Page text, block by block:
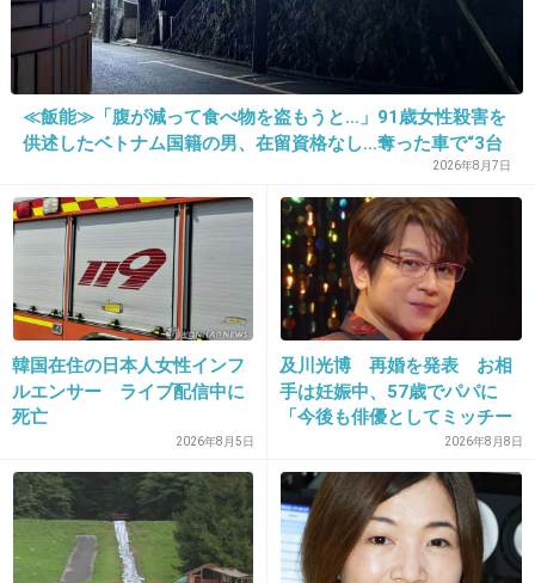
出典：blog-imgs-44.fc2.com
+71 -4
17. 匿名2013/04/04(木) 15:23:38
もう手遅れ。被曝とか色々考えて生きるより毎
日楽しく過ごしてた方が良いよ
+120 -15
2013/04/04(木) 15:23:54
ため息しかでない。
茨城だけど数年後生きてられるかな、と思う。
-14
≪飯能≫「腹が減って食べ物を盗もうと…」91歳女性殺害を
供述したベトナム国籍の男、在留資格なし…奪った車で“3台
2026年8月7日
韓国在住の日本人女性インフ
ルエンサー ライブ配信中に
死亡
2026年8月5日
及川光博 再婚を発表 お相
手は妊娠中、57歳でパパに
「今後も俳優としてミッチー
2026年8月8日